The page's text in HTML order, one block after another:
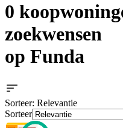
0
zoekwensen
op Funda
Sorteer: Relevantie
Sorteer